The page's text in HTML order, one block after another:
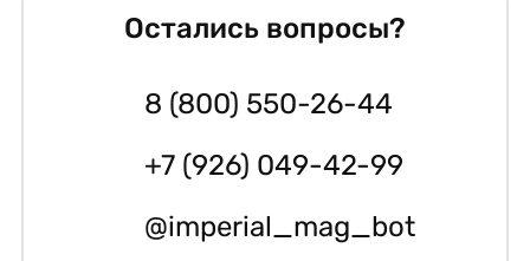
Остались вопросы?
8 (800) 550-26-44
+7 (926) 049-42-99
@imperial_mag_bot